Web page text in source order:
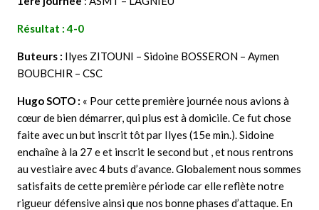
Résultat : 4-0
Buteurs : Ilyes ZITOUNI – Sidoine BOSSERON – Aymen
BOUBCHIR – CSC
Hugo SOTO : « Pour cette première journée nous avions à
cœur de bien démarrer, qui plus est à domicile. Ce fut chose
faite avec un but inscrit tôt par Ilyes (15e min.). Sidoine
enchaîne à la 27 e et inscrit le second but , et nous rentrons
au vestiaire avec 4 buts d’avance. Globalement nous sommes
satisfaits de cette première période car elle reflète notre
rigueur défensive ainsi que nos bonne phases d’attaque. En